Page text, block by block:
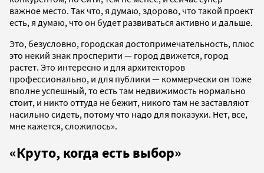
важное место. Так что, я думаю, здорово, что такой проект
есть, я думаю, что он будет развиваться активно и дальше.
Это, безусловно, городская достопримечательность, плюс
это некий знак просперити — город движется, город
растет. Это интересно и для архитекторов
профессионально, и для публики — коммерчески он тоже
вполне успешный, то есть там недвижимость нормально
стоит, и никто оттуда не бежит, никого там не заставляют
насильно сидеть, потому что надо для показухи. Нет, все,
мне кажется, сложилось».
«Круто, когда есть выбор»